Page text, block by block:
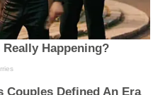
Happening?
Couples Defined An Era